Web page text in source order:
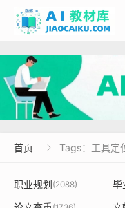
首页  Tags：工具定
职业规划(2088) 毕